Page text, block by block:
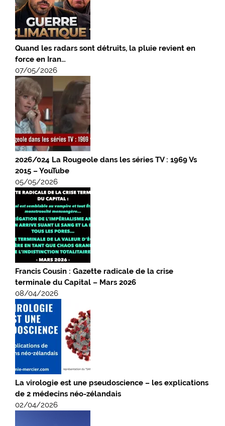
Quand les radars sont détruits, la pluie revient en
force en Iran…
07/05/2026
2026/024 La Rougeole dans les séries TV : 1969 Vs
2015 – YouTube
05/05/2026
Francis Cousin : Gazette radicale de la crise
terminale du Capital – Mars 2026
08/04/2026
La virologie est une pseudoscience – les explications
de 2 médecins néo-zélandais
02/04/2026